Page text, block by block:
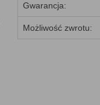
Gwarancja:
Możliwość zwrotu: